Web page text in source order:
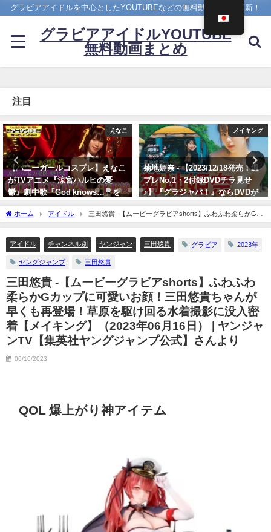
グラビアアイドルを中心としたYOUTUBEなどの無料動画を日々更新！
グラビアアイドルYOUTUBE
無料動画まとめ
注目
メイキング
菊地姫奈 - 【2023/12/18発売！週
プレNo.1・2付録DVDチラ見せ
♪】『グラジャパ！』ならDVDが
視聴できる♪ #菊地姫奈 Hina
Kikuchi（2023年12月15日） | 週
プレChannel【集英社 週刊プレイ
ボーイ公式】さんより
4K UPSCALING CLUB
今田美桜【4K】（2022年09月14
日） | 4K UPSCALING CLUBさん
より
ホーム アイドル
三田悠貴 -【ムービーグラビアshorts】ふわふわ柔らかGカ
ップに可愛いお顔！三田悠貴ちゃんが早くも再登場！草原を駆け回る水着撮影に没入
式】さんより
アイドル チャンネル別 ヤンジャン 三田悠貴 グラビア 2023年
ヤングジャンプ 三田悠貴
三田悠貴 -【ムービーグラビアshorts】ふわふわ
柔らかGカップに可愛いお顔！三田悠貴ちゃんが
早くも再登場！草原を駆け回る水着撮影に没入密
着【メイキング】（2023年06月16日） | ヤンジャ
ンTV【集英社ヤングジャンプ公式】さんより
06/16/2023
QOL 爆上がり神アイテム